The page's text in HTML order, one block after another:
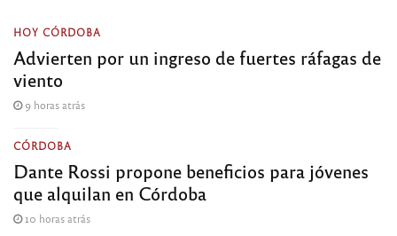
HOY CÓRDOBA
Advierten por un ingreso de fuertes ráfagas de
viento
9 horas atrás
CÓRDOBA
Dante Rossi propone beneficios para jóvenes
que alquilan en Córdoba
10 horas atrás